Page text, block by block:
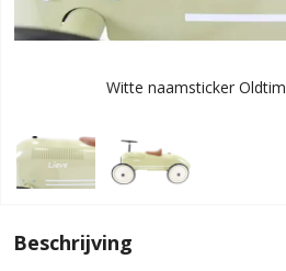
Witte naamsticker
Beschrijving